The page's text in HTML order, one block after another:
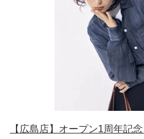
【広島店】オープン1周年記